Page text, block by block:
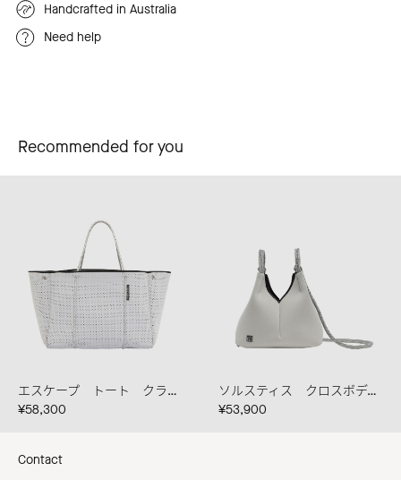
Handcrafted in Australia
Need help
Recommended for you
エスケープ トート クラウド ブレンドロープ
¥58,300
ソルスティス クロスボディ クラウド
¥53,900
Contact